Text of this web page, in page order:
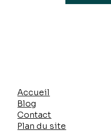
Accueil
Blog
Contact
Plan du site